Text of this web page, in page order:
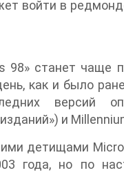
войти в
станет чаще
как и было
версий
и
детищами
года, но по